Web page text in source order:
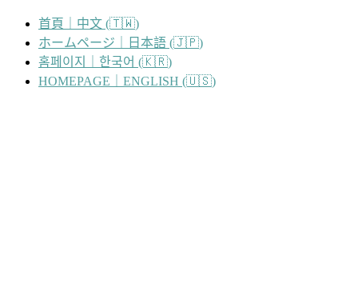
首頁｜中文 (🇹🇼)
ホームページ｜日本語 (🇯🇵)
홈페이지｜한국어 (🇰🇷)
HOMEPAGE｜ENGLISH (🇺🇸)